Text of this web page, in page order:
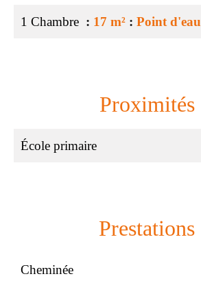
1 Chambre 17 m² Point d'eau
Proximités
École primaire
Prestations
Cheminée